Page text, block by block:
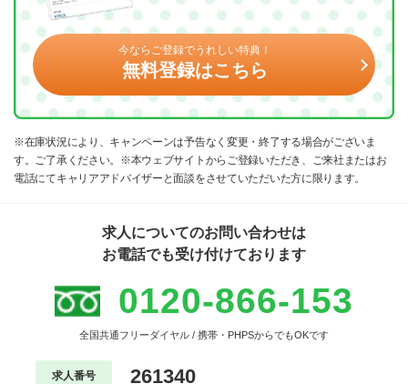
今ならご登録でうれしい特典！
無料登録はこちら
※在庫状況により、キャンペーンは予告なく変更・終了する場合がございま
す。ご了承ください。※本ウェブサイトからご登録いただき、ご来社またはお
電話にてキャリアアドバイザーと面談をさせていただいた方に限ります。
求人についてのお問い合わせは
お電話でも受け付けております
0120-866-153
全国共通フリーダイヤル / 携帯・PHPSからでもOKです
求人番号 261340